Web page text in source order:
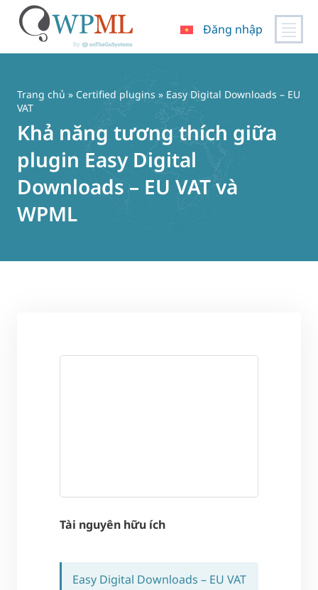
dung
Đăng nhập
Trang chủ » Certified plugins » Easy Digital Downloads – EU
VAT
Khả năng tương thích giữa
plugin Easy Digital
Downloads – EU VAT và
WPML
Tài nguyên hữu ích
Easy Digital Downloads – EU VAT